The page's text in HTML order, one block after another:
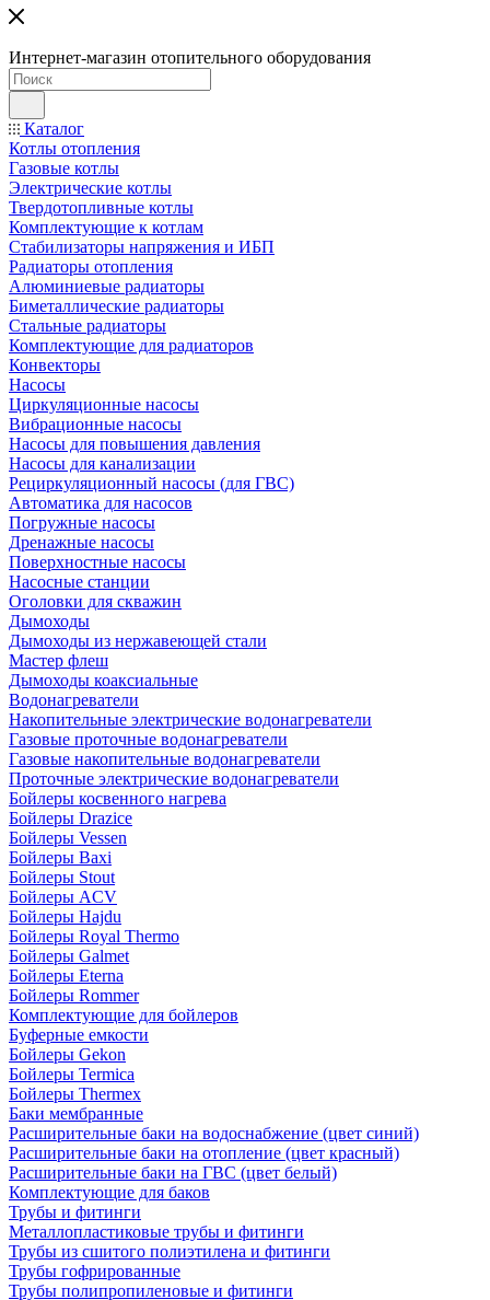
Интернет-магазин отопительного оборудования
Каталог
Котлы отопления
Газовые котлы
Электрические котлы
Твердотопливные котлы
Комплектующие к котлам
Стабилизаторы напряжения и ИБП
Радиаторы отопления
Алюминиевые радиаторы
Биметаллические радиаторы
Стальные радиаторы
Комплектующие для радиаторов
Конвекторы
Насосы
Циркуляционные насосы
Вибрационные насосы
Насосы для повышения давления
Насосы для канализации
Рециркуляционный насосы (для ГВС)
Автоматика для насосов
Погружные насосы
Дренажные насосы
Поверхностные насосы
Насосные станции
Оголовки для скважин
Дымоходы
Дымоходы из нержавеющей стали
Мастер флеш
Дымоходы коаксиальные
Водонагреватели
Накопительные электрические водонагреватели
Газовые проточные водонагреватели
Газовые накопительные водонагреватели
Проточные электрические водонагреватели
Бойлеры косвенного нагрева
Бойлеры Drazice
Бойлеры Vessen
Бойлеры Baxi
Бойлеры Stout
Бойлеры ACV
Бойлеры Hajdu
Бойлеры Royal Thermo
Бойлеры Galmet
Бойлеры Eterna
Бойлеры Rommer
Комплектующие для бойлеров
Буферные емкости
Бойлеры Gekon
Бойлеры Termica
Бойлеры Thermex
Баки мембранные
Расширительные баки на водоснабжение (цвет синий)
Расширительные баки на отопление (цвет красный)
Расширительные баки на ГВС (цвет белый)
Комплектующие для баков
Трубы и фитинги
Металлопластиковые трубы и фитинги
Трубы из сшитого полиэтилена и фитинги
Трубы гофрированные
Трубы полипропиленовые и фитинги